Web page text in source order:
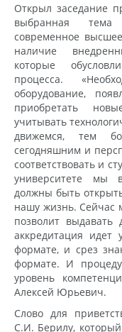
Открыл заседание
выбранная тема
современное
наличие
которые
процесса.
оборудование,
приобретать
учитывать
движемся, тем
сегодняшним и
соответствовать и
университете мы
должны быть
нашу жизнь. Сейчас
позволит выдавать
аккредитация
формате, и срез
формате. И
уровень
Алексей Юрьевич.
Слово для
С.И. Берилу,